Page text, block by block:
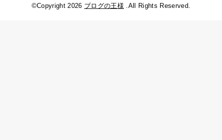
©Copyright 2026 ブログの王様 .All Rights Reserved.